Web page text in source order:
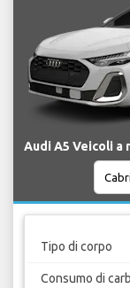
Audi A5 Veicoli a
Tipo di corpo
Consumo di